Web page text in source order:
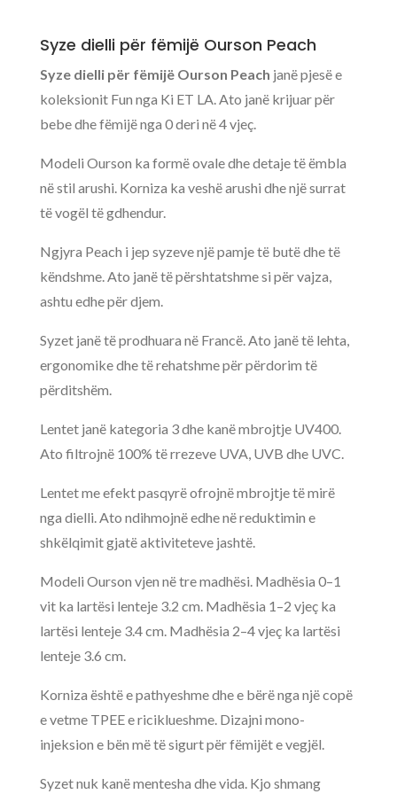
Syze dielli për fëmijë Ourson Peach
Syze dielli për fëmijë Ourson Peach janë pjesë e
koleksionit Fun nga Ki ET LA. Ato janë krijuar për
bebe dhe fëmijë nga 0 deri në 4 vjeç.
Modeli Ourson ka formë ovale dhe detaje të ëmbla
në stil arushi. Korniza ka veshë arushi dhe një surrat
të vogël të gdhendur.
Ngjyra Peach i jep syzeve një pamje të butë dhe të
këndshme. Ato janë të përshtatshme si për vajza,
ashtu edhe për djem.
Syzet janë të prodhuara në Francë. Ato janë të lehta,
ergonomike dhe të rehatshme për përdorim të
përditshëm.
Lentet janë kategoria 3 dhe kanë mbrojtje UV400.
Ato filtrojnë 100% të rrezeve UVA, UVB dhe UVC.
Lentet me efekt pasqyrë ofrojnë mbrojtje të mirë
nga dielli. Ato ndihmojnë edhe në reduktimin e
shkëlqimit gjatë aktiviteteve jashtë.
Modeli Ourson vjen në tre madhësi. Madhësia 0–1
vit ka lartësi lenteje 3.2 cm. Madhësia 1–2 vjeç ka
lartësi lenteje 3.4 cm. Madhësia 2–4 vjeç ka lartësi
lenteje 3.6 cm.
Korniza është e pathyeshme dhe e bërë nga një copë
e vetme TPEE e riciklueshme. Dizajni mono-
injeksion e bën më të sigurt për fëmijët e vegjël.
Syzet nuk kanë mentesha dhe vida. Kjo shmang